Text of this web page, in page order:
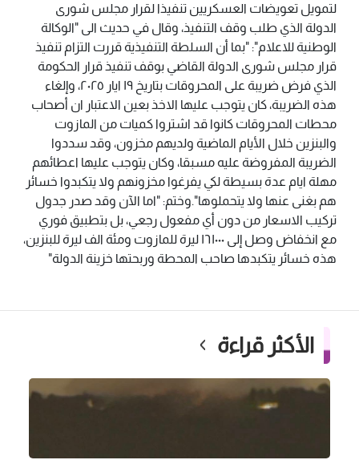
لتمويل تعويضات العسكريين تنفيذا لقرار مجلس شورى
الدولة الذي طلب وقف التنفيذ، وقال في حديث الى "الوكالة
الوطنية للاعلام": "بما أن السلطة التنفيذية قررت التزام تنفيذ
قرار مجلس شورى الدولة القاضي بوقف تنفيذ قرار الحكومة
الذي فرض ضريبة على المحروقات بتاريخ ١٩ ايار ٢٠٢٥، وإلغاء
هذه الضريبة، كان يتوجب عليها الاخذ بعين الاعتبار ان أصحاب
محطات المحروقات كانوا قد اشتروا كميات من المازوت
والبنزين خلال الأيام الماضية ولديهم مخزون، وقد سددوا
الضريبة المفروضة عليه مسبقا، وكان يتوجب عليها اعطائهم
مهلة ايام عدة بسيطة لكي يفرغوا مخزونهم ولا يتكبدوا خسائر
هم بغنى عنها ولا يتحملوها".وختم: "اما الآن وقد صدر جدول
تركيب الاسعار من دون أي مفعول رجعي، بل بتطبيق فوري
مع انخفاض وصل إلى ١٦١٠٠٠ ليرة للمازوت ومئة الف ليرة للبنزين،
هذه خسائر يتكبدها صاحب المحطة وربحتها خزينة الدولة"
الأكثر قراءة